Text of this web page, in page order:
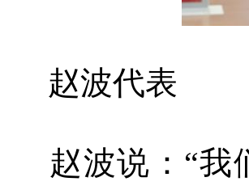
赵波代表
赵波说：“我们